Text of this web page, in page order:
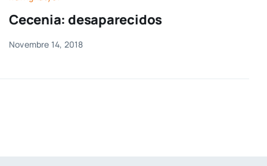
Newsletter
Cecenia: desaparecidos
Novembre 14, 2018